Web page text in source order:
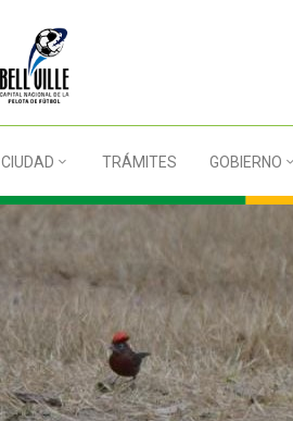
CIUDAD TRÁMITES GOBIERNO